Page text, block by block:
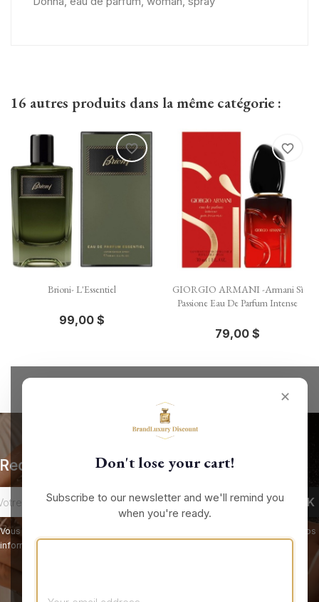
16 autres produits dans la même catégorie :
Brioni- L'Essentiel
99,00 $
favorite_border
GIORGIO ARMANI -Armani Sì
Passione Eau De Parfum Intense
79,00 $
favorite_border
✕
Don't lose your cart!
Subscribe to our newsletter and we'll remind you
when you're ready.
Recevez nos offres spéciales
Vous pouvez vous désinscrire à tout moment. Vous trouverez pour cela nos
informations de contact dans les conditions d'utilisation du site.